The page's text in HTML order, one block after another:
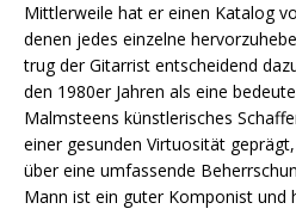
Mittlerweile hat er einen Katalog
denen jedes einzelne
trug der Gitarrist entscheidend
den 1980er Jahren als eine
Malmsteens künstlerisches
einer gesunden Virtuosität
über eine umfassende
Mann ist ein guter Komponist und